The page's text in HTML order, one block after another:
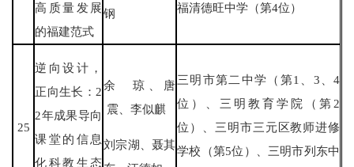
高质量发展
的福建范式
钢
福清德旺中学（第4位）
25
逆向设计，
正向生长：2
2年成果导向
课堂的信息
化科教生态
余 琼、唐
震、李似麒
刘宗湖、聂其
三明市第二中学（第1、3、4
位）、三明教育学院（第2
位）、三明市三元区教师进修
学校（第5位）、三明市列东中